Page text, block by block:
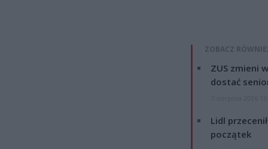
ZOBACZ
ZUS zmieni
dostać
Lidl
początek